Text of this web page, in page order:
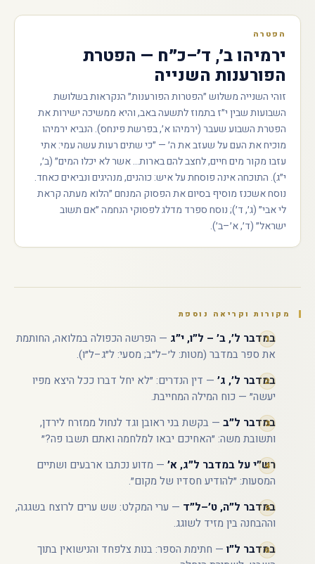
הפטרה
ירמיהו ב׳, ד׳–כ״ח — הפטרת
הפורענות השנייה
זוהי השנייה משלוש ״הפטרות הפורענות״ הנקראות בשלושת
השבועות שבין י״ז בתמוז לתשעה באב, והיא ממשיכה ישירות את
הפטרת השבוע שעבר (ירמיהו א׳, בפרשת פינחס). הנביא ירמיהו
מוכיח את העם על שעזב את ה׳ — ״כי שתים רעות עשה עמי: אתי
עזבו מקור מים חיים, לחצב להם בארות... אשר לא יכלו המים״ (ב׳,
י״ג). התוכחה אינה פוסחת על איש: כוהנים, מנהיגים ונביאים כאחד.
נוסח אשכנז מוסיף בסיום את הפסוק המנחם ״הלוא מעתה קראת
לי אבי״ (ג׳, ד׳); נוסח ספרד מדלג לפסוקי הנחמה ״אם תשוב
ישראל״ (ד׳, א׳–ב׳).
מקורות וקריאה נוספת
במדבר ל׳, ב׳ – ל״ו, י״ג — הפרשה הכפולה במלואה, החותמת
את ספר במדבר (מטות: ל׳–ל״ב; מסעי: ל״ג–ל״ו).
במדבר ל׳, ג׳ — דין הנדרים: ״לא יחל דברו ככל היצא מפיו
יעשה״ — כוח המילה המחייבת.
במדבר ל״ב — בקשת בני ראובן וגד לנחול ממזרח לירדן,
ותשובת משה: ״האחיכם יבאו למלחמה ואתם תשבו פה?״
רש״י על במדבר ל״ג, א׳ — מדוע נכתבו ארבעים ושתיים
המסעות: ״להודיע חסדיו של מקום״.
במדבר ל״ה, ט׳–ל״ד — ערי המקלט: שש ערים לרוצח בשגגה,
וההבחנה בין מזיד לשוגג.
במדבר ל״ו — חתימת הספר: בנות צלפחד והנישואין בתוך